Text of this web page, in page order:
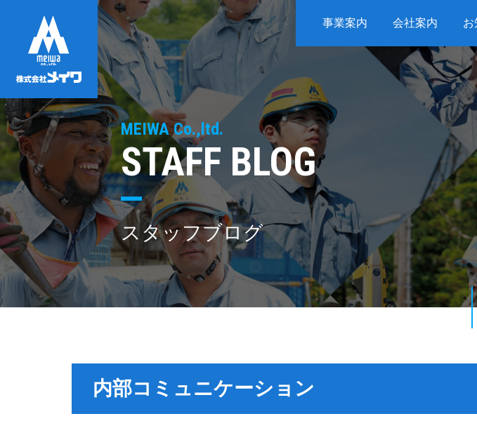
事業案内 会社案内 お
MEIWA Co.,ltd.
STAFF BLOG
スタッフブログ
内部コミュニケーション